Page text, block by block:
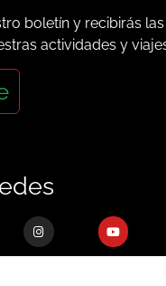
boletín y recibirás
actividades y